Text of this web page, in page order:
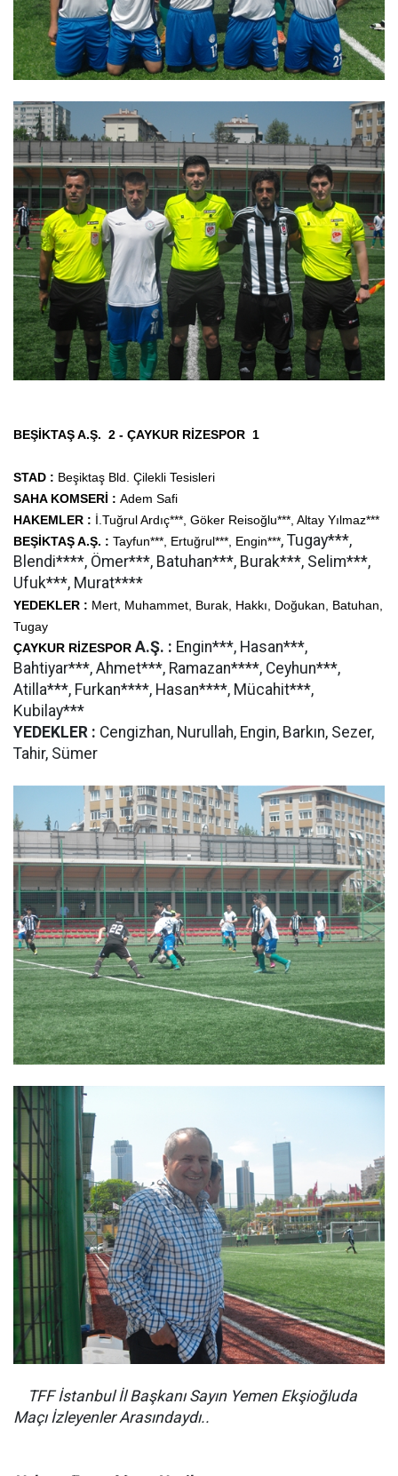
BEŞİKTAŞ A.Ş. 2 - ÇAYKUR RİZESPOR 1
STAD : Beşiktaş Bld. Çilekli Tesisleri
SAHA KOMSERİ : Adem Safi
HAKEMLER : İ.Tuğrul Ardıç***, Göker Reisoğlu***, Altay Yılmaz***
BEŞİKTAŞ A.Ş. : Tayfun***, Ertuğrul***, Engin***, Tugay***,
Blendi****, Ömer***, Batuhan***, Burak***, Selim***,
Ufuk***, Murat****
YEDEKLER : Mert, Muhammet, Burak, Hakkı, Doğukan, Batuhan,
Tugay
ÇAYKUR RİZESPOR A.Ş. : Engin***, Hasan***,
Bahtiyar***, Ahmet***, Ramazan****, Ceyhun***,
Atilla***, Furkan****, Hasan****, Mücahit***,
Kubilay***
YEDEKLER : Cengizhan, Nurullah, Engin, Barkın, Sezer,
Tahir, Sümer
TFF İstanbul İl Başkanı Sayın Yemen Ekşioğluda
Maçı İzleyenler Arasındaydı..